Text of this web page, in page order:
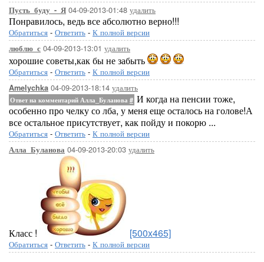
Пусть_буду_-_Я 04-09-2013-01:48 удалить
Понравилось, ведь все абсолютно верно!!!
Обратиться - Ответить - К полной версии
люблю_с 04-09-2013-13:01 удалить
хорошие советы,как бы не забыть
Обратиться - Ответить - К полной версии
Amelychka 04-09-2013-18:14 удалить
Ответ на комментарий Алла_Буланова # И когда на пенсии тоже,
особенно про челку со лба, у меня еще осталось на голове!А
все остальное присутствует, как пойду и покорю ...
Обратиться - Ответить - К полной версии
Алла_Буланова 04-09-2013-20:03 удалить
Класс ! [500x465]
Обратиться - Ответить - К полной версии